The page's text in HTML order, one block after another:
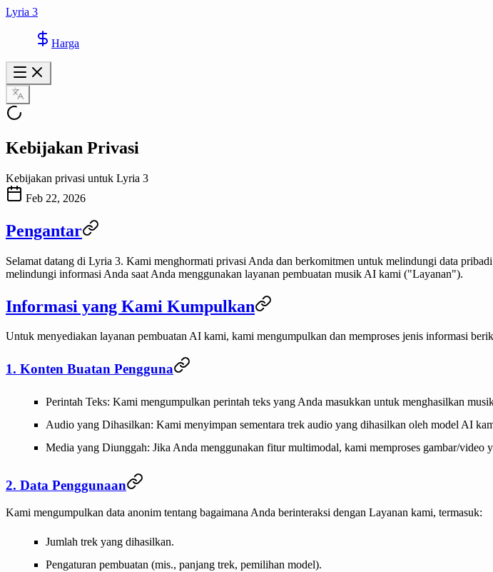
Lyria 3
Harga
Kebijakan Privasi
Kebijakan privasi untuk Lyria 3
Feb 22, 2026
Pengantar
Selamat datang di Lyria 3. Kami menghormati privasi Anda dan berkomitmen untuk melindungi data
melindungi informasi Anda saat Anda menggunakan layanan pembuatan musik AI kami ("Layanan").
Informasi yang Kami Kumpulkan
Untuk menyediakan layanan pembuatan AI kami, kami mengumpulkan dan memproses jenis informasi
1. Konten Buatan Pengguna
Perintah Teks: Kami mengumpulkan perintah teks yang Anda masukkan untuk menghasilkan
Audio yang Dihasilkan: Kami menyimpan sementara trek audio yang dihasilkan oleh model AI
Media yang Diunggah: Jika Anda menggunakan fitur multimodal, kami memproses gambar/video
2. Data Penggunaan
Kami mengumpulkan data anonim tentang bagaimana Anda berinteraksi dengan Layanan kami, termasuk:
Jumlah trek yang dihasilkan.
Pengaturan pembuatan (mis., panjang trek, pemilihan model).